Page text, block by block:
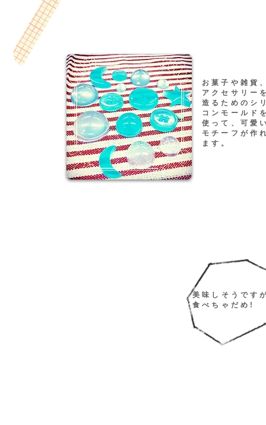
お菓子や雑貨
アクセサリー
造るためのシ
コンモールド
使って、可愛
モチーフが作
ます。
美味しそうです
​食べちゃだめ!